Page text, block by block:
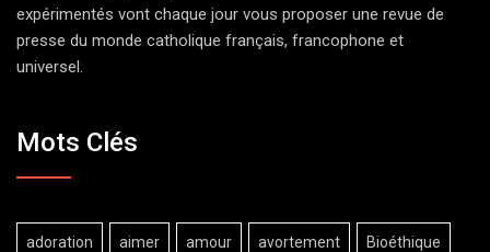
expérimentés vont chaque jour vous proposer une revue de
presse du monde catholique français, francophone et
universel.
Mots Clés
adoration aimer amour avortement Bioéthique